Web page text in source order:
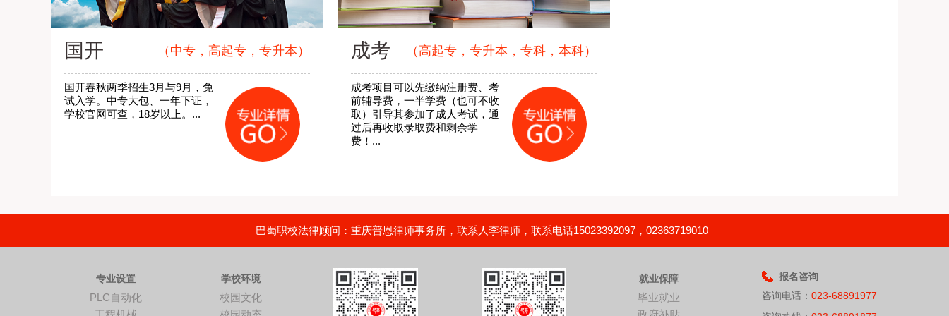
国开 （中专，高起专，专升本）
国开春秋两季招生3月与9月，免
试入学。中专大包、一年下证，
学校官网可查，18岁以上。...
成考 （高起专，专升本，专科，本科）
成考项目可以先缴纳注册费、考
前辅导费，一半学费（也可不收
取）引导其参加了成人考试，通
过后再收取录取费和剩余学
费！...
巴蜀职校法律顾问：重庆普恩律师事务所，联系人李律师，联系电话15023392097，02363719010
专业设置
PLC自动化
学校环境
校园文化
就业保障
毕业就业
报名咨询
咨询电话： 023-68891977